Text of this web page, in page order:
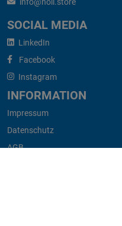
SOCIAL MEDIA
LinkedIn
Facebook
Instagram
INFORMATION
Impressum
Datenschutz
AGB